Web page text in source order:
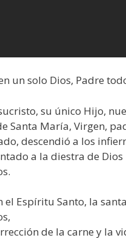
un solo Dios, Padre
su único Hijo,
Santa María, Virgen,
descendió a los
a la diestra de
el Espíritu Santo, la
de la carne y la